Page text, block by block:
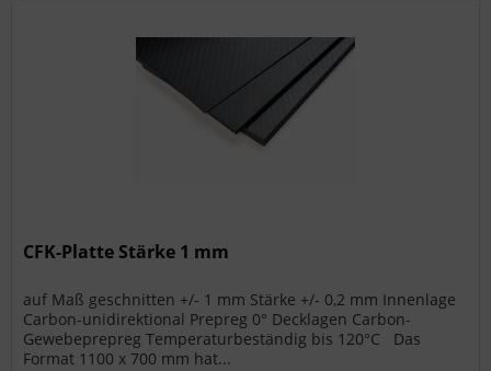
CFK-Platte Stärke 1 mm
auf Maß geschnitten +/- 1 mm Stärke +/- 0,2 mm Innenlage
Carbon-unidirektional Prepreg 0° Decklagen Carbon-
Gewebeprepreg Temperaturbeständig bis 120°C Das
Format 1100 x 700 mm hat...